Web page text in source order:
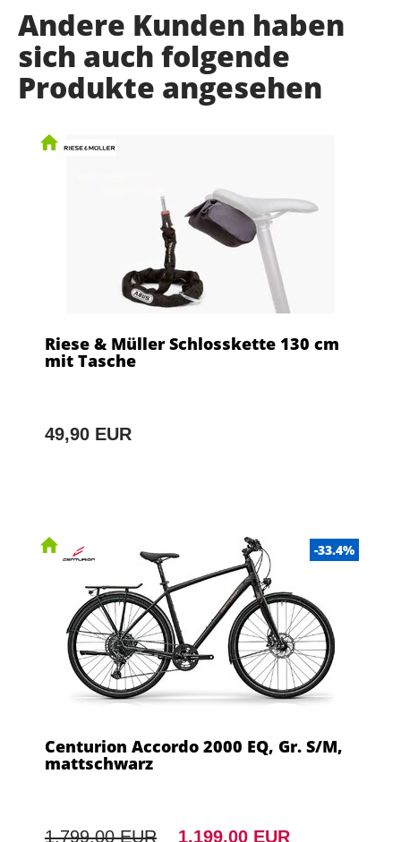
Andere Kunden haben
sich auch folgende
Produkte angesehen
Riese & Müller Schlosskette 130 cm
mit Tasche
49,90 EUR
-33.4%
Centurion Accordo 2000 EQ, Gr. S/M,
mattschwarz
1.799,00 EUR 1.199,00 EUR